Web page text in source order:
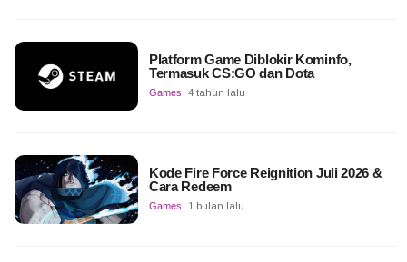
Platform Game Diblokir Kominfo,
Termasuk CS:GO dan Dota
Games 4 tahun lalu
Kode Fire Force Reignition Juli 2026 &
Cara Redeem
Games 1 bulan lalu